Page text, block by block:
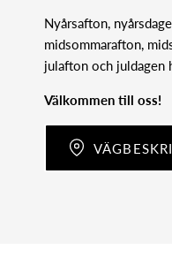
Nyårsafton,
midsommarafton,
julafton och juldagen
Välkommen till oss!